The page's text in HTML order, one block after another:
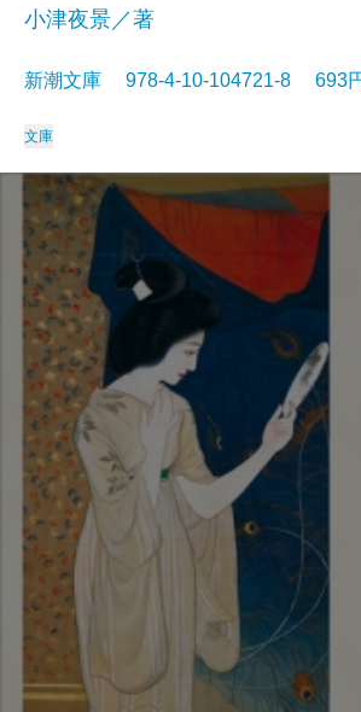
小津夜景／著
新潮文庫 978-4-10-104721-8 693
文庫